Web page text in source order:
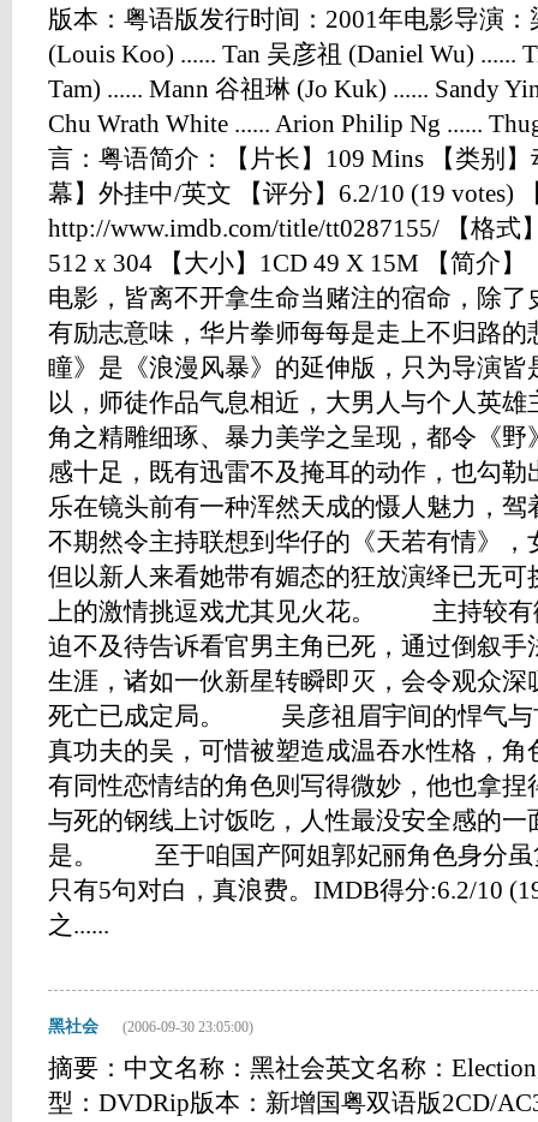
版本：粤语版发行时间：2001年电影导演
(Louis Koo) ...... Tan 吴彦祖 (Daniel Wu) ......
Tam) ...... Mann 谷祖琳 (Jo Kuk) ...... Sandy
Chu Wrath White ...... Arion Philip Ng ......
言：粤语简介：【片长】109 Mins 【类别
幕】外挂中/英文 【评分】6.2/10 (19 votes)
http://www.imdb.com/title/tt0287155/ 【格式
512 x 304 【大小】1CD 49 X 15M 【简
电影，皆离不开拿生命当赌注的宿命，除
有励志意味，华片拳师每每是走上不归
瞳》是《浪漫风暴》的延伸版，只为导演
以，师徒作品气息相近，大男人与个人英
角之精雕细琢、暴力美学之呈现，都令《
感十足，既有迅雷不及掩耳的动作，也
乐在镜头前有一种浑然天成的慑人魅力，
不期然令主持联想到华仔的《天若有情》
但以新人来看她带有媚态的狂放演绎已无
上的激情挑逗戏尤其见火花。 主持较有
迫不及待告诉看官男主角已死，通过倒叙
生涯，诸如一伙新星转瞬即灭，会令观众
死亡已成定局。 吴彦祖眉宇间的悍气与
真功夫的吴，可惜被塑造成温吞水性格，
有同性恋情结的角色则写得微妙，他也拿
与死的钢线上讨饭吃，人性最没安全感的
是。 至于咱国产阿姐郭妃丽角色身分虽
只有5句对白，真浪费。IMDB得分:6.2/10
之......
黑社会 (2006-09-30 23:05:00)
摘要：中文名称：黑社会英文名称：
型：DVDRip版本：新增国粤双语版2CD/